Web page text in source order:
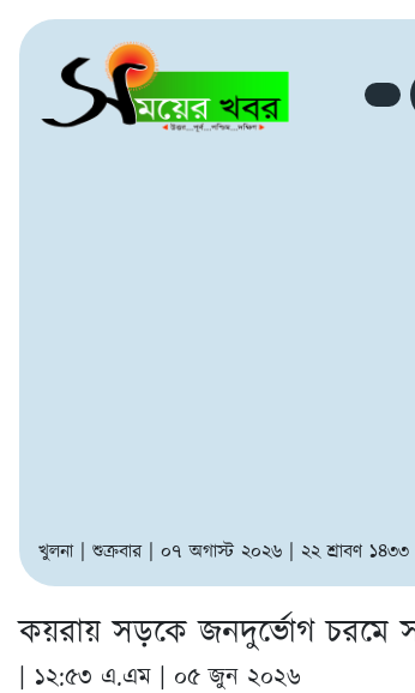
খুলনা | শুক্রবার | ০৭ অগাস্ট ২০২৬ | ২২ শ্রাবণ ১৪৩৩
কয়রায় সড়কে জনদুর্ভোগ চরমে
| ১২:৫৩ এ.এম | ০৫ জুন ২০২৬